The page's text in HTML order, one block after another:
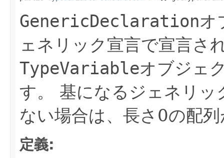
GenericDeclarationオ
ェネリック宣言で宣言さ
TypeVariableオブジェ
す。
基になるジェネリッ
ない場合は、長さ0の配
定義: